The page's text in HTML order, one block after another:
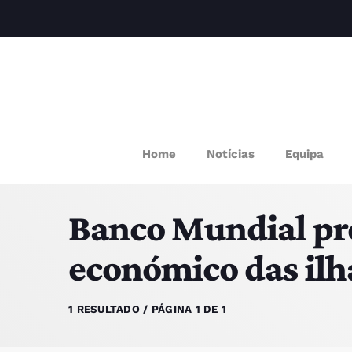
Home Notícias Equipa
Banco Mundial
económico das
1 RESULTADO / PÁGINA 1 DE 1